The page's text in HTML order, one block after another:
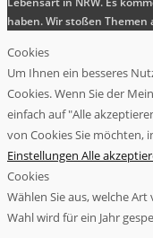
haben. Wir stoßen
Cookies
Um Ihnen ein besseres
Cookies. Wenn Sie der
einfach auf "Alle
von Cookies Sie möchten,
Einstellungen Alle
Cookies
Wählen Sie aus, welche
Wahl wird für ein Jahr